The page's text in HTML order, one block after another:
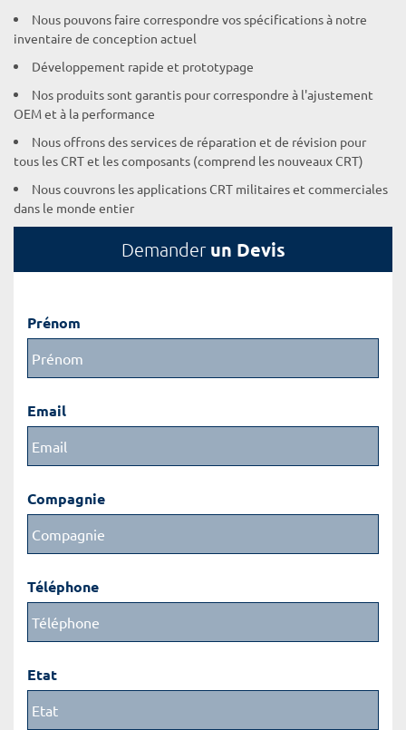
Nous pouvons faire correspondre vos spécifications à notre
inventaire de conception actuel
Développement rapide et prototypage
Nos produits sont garantis pour correspondre à l'ajustement
OEM et à la performance
Nous offrons des services de réparation et de révision pour
tous les CRT et les composants (comprend les nouveaux CRT)
Nous couvrons les applications CRT militaires et commerciales
dans le monde entier
Demander un Devis
Prénom
Email
Compagnie
Téléphone
Etat